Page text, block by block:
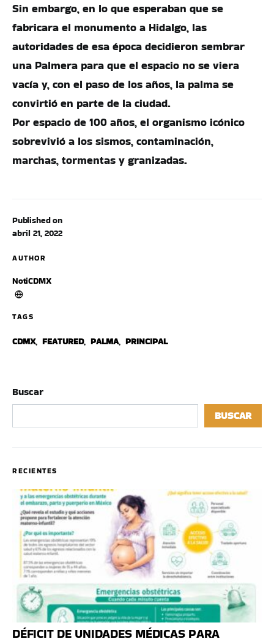
Published on
abril 21, 2022
AUTHOR
NotiCDMX
TAGS
CDMX, FEATURED, PALMA, PRINCIPAL
Sin embargo, en lo que esperaban que se
fabricara el monumento a Hidalgo, las
autoridades de esa época decidieron sembrar
una Palmera para que el espacio no se viera
vacía y, con el paso de los años, la palma se
convirtió en parte de la ciudad.
Por espacio de 100 años, el organismo icónico
sobrevivió a los sismos, contaminación,
marchas, tormentas y granizadas.
Buscar
BUSCAR
RECIENTES
DÉFICIT DE UNIDADES MÉDICAS PARA